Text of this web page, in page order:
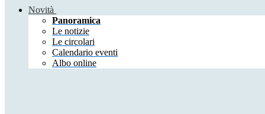
Novità
Panoramica
Le notizie
Le circolari
Calendario eventi
Albo online